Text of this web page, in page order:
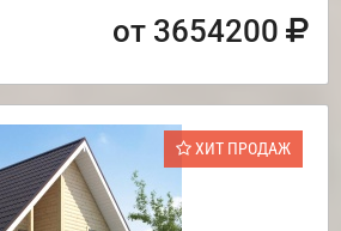
от 3654200
ХИТ ПРОДАЖ